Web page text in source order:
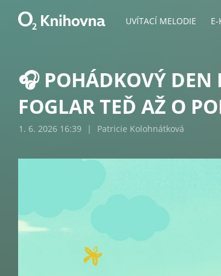
UVÍTACÍ MELODIE
🎧 POHÁDKOVÝ DEN
FOGLAR TEĎ AŽ O
1. 6. 2026 16:39 | Patricie Kolohnátková